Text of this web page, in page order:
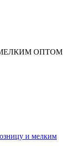
ОПТОМ
и мелким